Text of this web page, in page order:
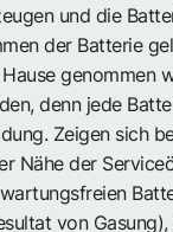
und die
der Batterie
genommen
denn jede
Zeigen sich
Nähe der
von